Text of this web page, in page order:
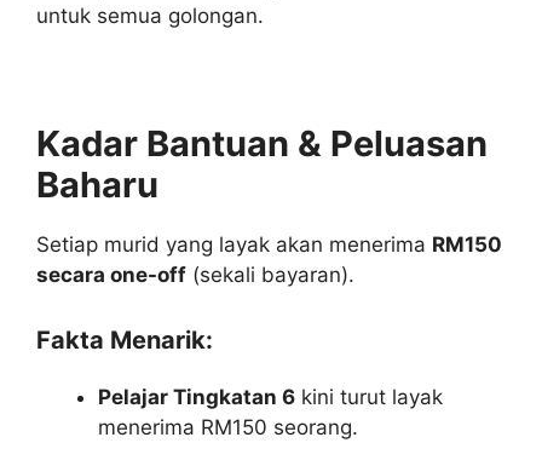
untuk semua golongan.
Kadar Bantuan & Peluasan
Baharu
Setiap murid yang layak akan menerima RM150
secara one-off (sekali bayaran).
Fakta Menarik:
Pelajar Tingkatan 6 kini turut layak
menerima RM150 seorang.